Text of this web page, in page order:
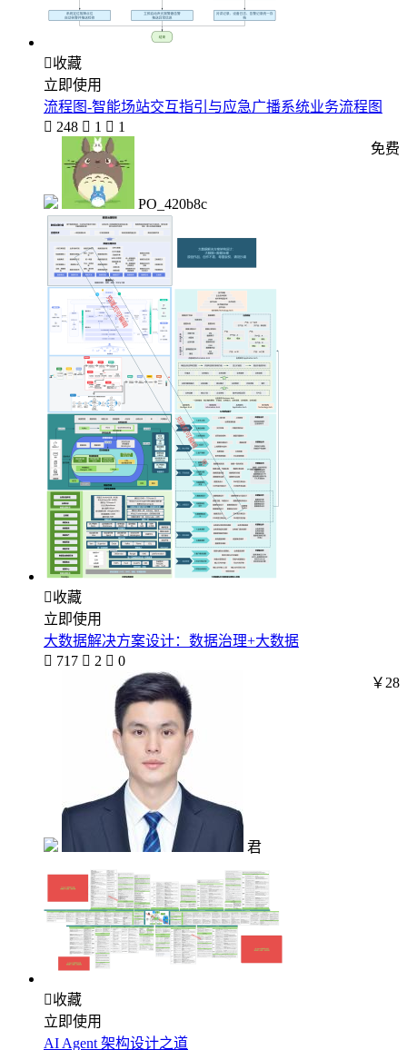
收藏
立即使用
流程图-智能场站交互指引与应急广播系统业务流程图
 248  1  1
PO_420b8c
免费
收藏
立即使用
大数据解决方案设计：数据治理+大数据
 717  2  0
君
￥28
收藏
立即使用
AI Agent 架构设计之道